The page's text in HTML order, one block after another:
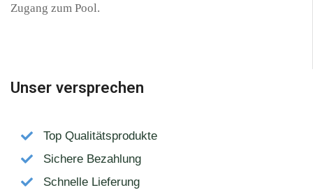
Zugang zum Pool.
Unser versprechen
Top Qualitätsprodukte
Sichere Bezahlung
Schnelle Lieferung